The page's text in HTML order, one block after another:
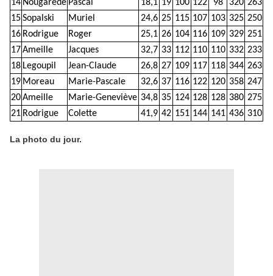
14 Nougarède Pascal 18,1 19 100 122 98 320 263
15Sopalski Muriel 24,6 25 115 107 103 325 250
16 Rodrigue Roger 25,1 26 104 116 109 329 251
17Ameille Jacques 32,7 33 112 110 110 332 233
18 Legoupil Jean-Claude 26,8 27 109 117 118 344 263
19 Moreau Marie-Pascale 32,6 37 116 122 120 358 247
20Ameille Marie-Geneviève 34,8 35 124 128 128 380 275
21 Rodrigue Colette 41,9 42 151 144 141 436 310
La photo du jour.